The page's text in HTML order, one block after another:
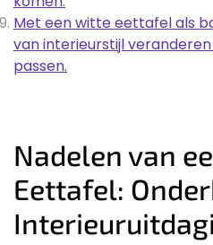
Met een witte eettafel als
van interieurstijl
passen.
Nadelen van
Eettafel: